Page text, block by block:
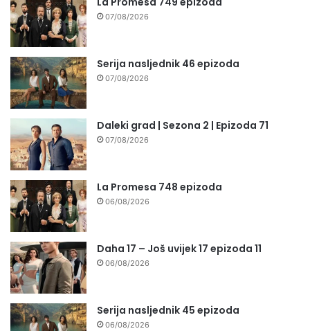
07/08/2026
Serija nasljednik 46 epizoda
07/08/2026
Daleki grad | Sezona 2 | Epizoda 71
07/08/2026
La Promesa 748 epizoda
06/08/2026
Daha 17 – Još uvijek 17 epizoda 11
06/08/2026
Serija nasljednik 45 epizoda
06/08/2026